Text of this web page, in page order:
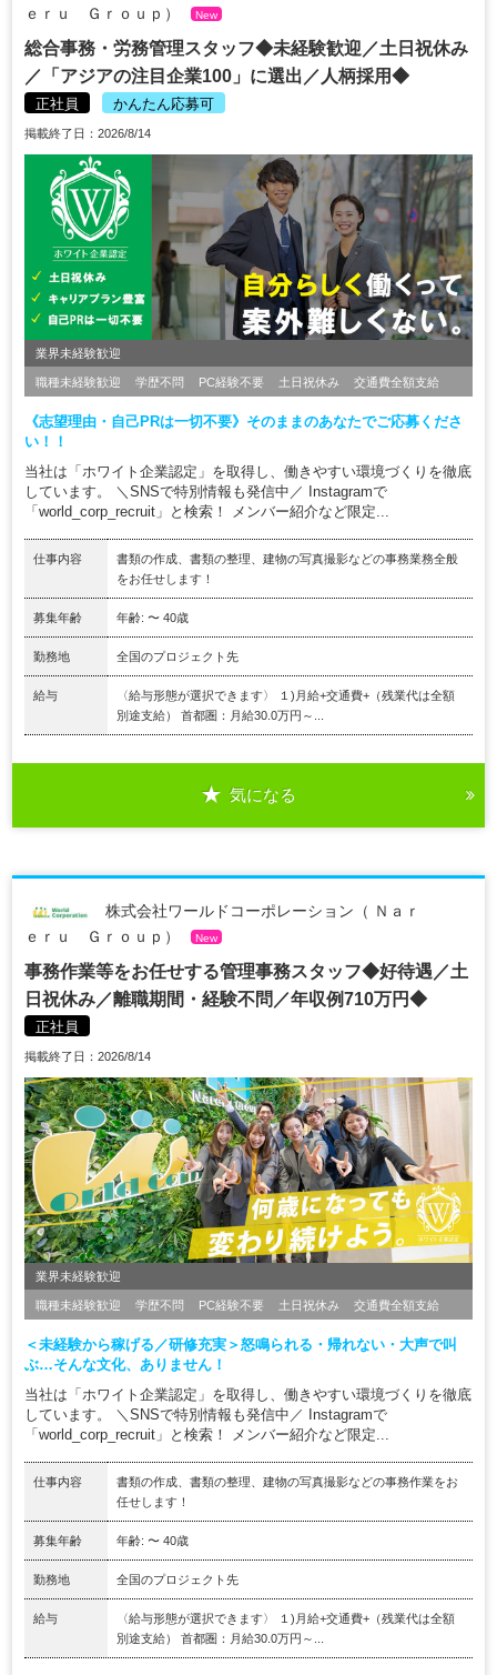
ｅｒｕ Ｇｒｏｕｐ） New
総合事務・労務管理スタッフ◆未経験歓迎／土日祝休み
／「アジアの注目企業100」に選出／人柄採用◆
正社員 かんたん応募可
掲載終了日：2026/8/14
業界未経験歓迎
職種未経験歓迎 学歴不問 PC経験不要 土日祝休み 交通費全額支給
《志望理由・自己PRは一切不要》そのままのあなたでご応募くださ
い！！
当社は「ホワイト企業認定」を取得し、働きやすい環境づくりを徹底
しています。 ＼SNSで特別情報も発信中／ Instagramで
「world_corp_recruit」と検索！ メンバー紹介など限定...
仕事内容
書類の作成、書類の整理、建物の写真撮影などの事務業務全般
をお任せします！
募集年齢 年齢: 〜 40歳
勤務地 全国のプロジェクト先
給与
〈給与形態が選択できます〉 １)月給+交通費+（残業代は全額
別途支給） 首都圏：月給30.0万円～...
気になる
株式会社ワールドコーポレーション（ Ｎａｒ
ｅｒｕ Ｇｒｏｕｐ）
New
事務作業等をお任せする管理事務スタッフ◆好待遇／土
日祝休み／離職期間・経験不問／年収例710万円◆
正社員
掲載終了日：2026/8/14
業界未経験歓迎
職種未経験歓迎 学歴不問 PC経験不要 土日祝休み 交通費全額支給
＜未経験から稼げる／研修充実＞怒鳴られる・帰れない・大声で叫
ぶ…そんな文化、ありません！
当社は「ホワイト企業認定」を取得し、働きやすい環境づくりを徹底
しています。 ＼SNSで特別情報も発信中／ Instagramで
「world_corp_recruit」と検索！ メンバー紹介など限定...
仕事内容
書類の作成、書類の整理、建物の写真撮影などの事務作業をお
任せします！
募集年齢 年齢: 〜 40歳
勤務地 全国のプロジェクト先
給与
〈給与形態が選択できます〉 １)月給+交通費+（残業代は全額
別途支給） 首都圏：月給30.0万円～...